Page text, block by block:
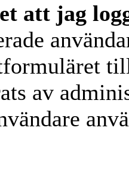
att jag
av